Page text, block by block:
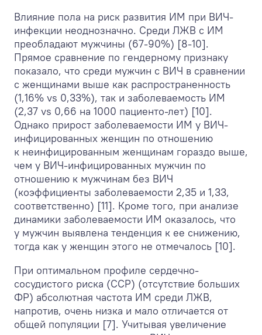
Влияние пола на риск развития ИМ при ВИЧ-
инфекции неоднозначно. Среди ЛЖВ с ИМ
преобладают мужчины (67-90%) [8-10].
Прямое сравнение по гендерному признаку
показало, что среди мужчин с ВИЧ в сравнении
с женщинами выше как распространенность
(1,16% vs 0,33%), так и заболеваемость ИМ
(2,37 vs 0,66 на 1000 пациенто-лет) [10].
Однако прирост заболеваемости ИМ у ВИЧ-
инфицированных женщин по отношению
к неинфицированным женщинам гораздо выше,
чем у ВИЧ-инфицированных мужчин по
отношению к мужчинам без ВИЧ
(коэффициенты заболеваемости 2,35 и 1,33,
соответственно) [11]. Кроме того, при анализе
динамики заболеваемости ИМ оказалось, что
у мужчин выявлена тенденция к ее снижению,
тогда как у женщин этого не отмечалось [10].
При оптимальном профиле сердечно-
сосудистого риска (ССР) (отсутствие больших
ФР) абсолютная частота ИМ среди ЛЖВ,
напротив, очень низка и мало отличается от
общей популяции [7]. Учитывая увеличение